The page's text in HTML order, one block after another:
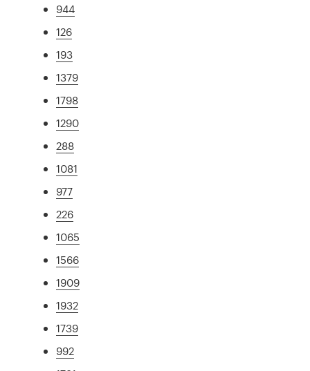
944
126
193
1379
1798
1290
288
1081
977
226
1065
1566
1909
1932
1739
992